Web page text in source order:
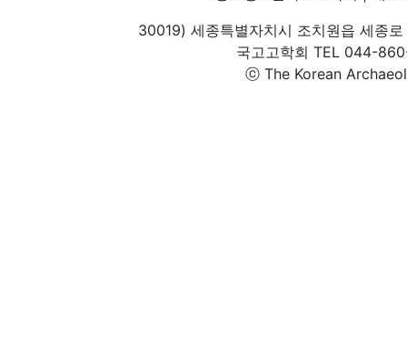
30019) 세종특별자치시 조치원읍 세종
국고고학회 TEL 044-
ⓒ The Korean